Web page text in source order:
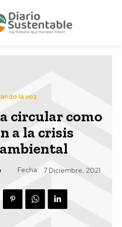
la voz
circular como
a la crisis
Fecha: 7 Diciembre, 2021